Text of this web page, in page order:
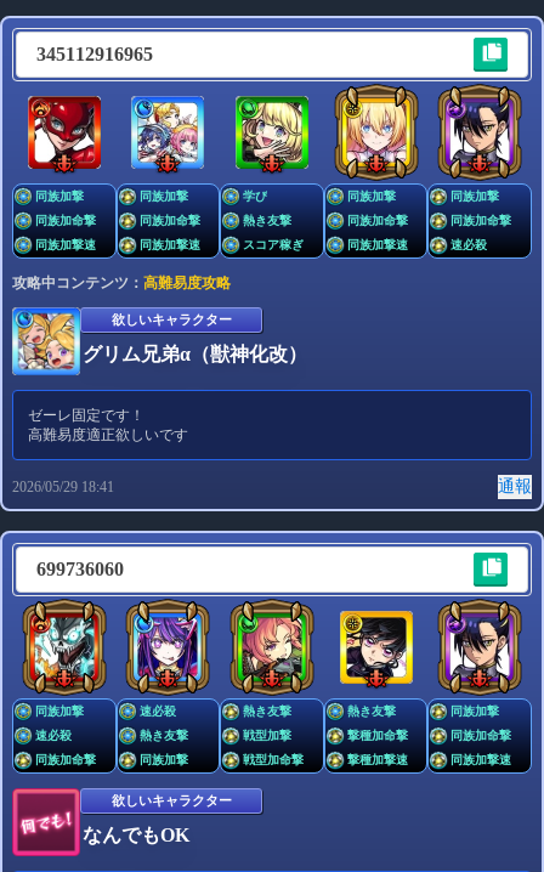
345112916965
同族加撃
同族加命撃
同族加撃速
同族加撃
同族加命撃
同族加撃速
学び
熱き友撃
スコア稼ぎ
同族加撃
同族加命撃
同族加撃速
同族加撃
同族加命撃
速必殺
攻略中コンテンツ： 高難易度攻略
欲しいキャラクター
グリム兄弟α（獣神化改）
ゼーレ固定です！
高難易度適正欲しいです
2026/05/29 18:41 通報
699736060
同族加撃
速必殺
同族加命撃
速必殺
熱き友撃
同族加撃
熱き友撃
戦型加撃
戦型加命撃
熱き友撃
撃種加命撃
撃種加撃速
同族加撃
同族加命撃
同族加撃速
欲しいキャラクター
なんでもOK